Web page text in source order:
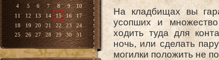
4
5 6 7 8 9
10
11
12 13 14 15 16
17
18
19 20 21 22 23
24
25
26 27 28 29 30 31
На кладбищах вы
усопших и
ходить туда для
ночь, или сделать
могилки положить не